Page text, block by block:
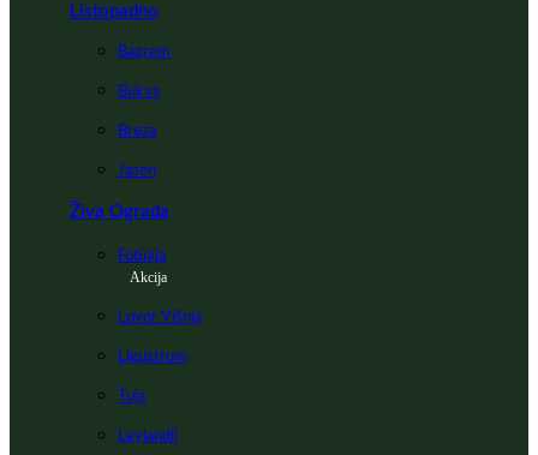
Listopadno
Bagrem
Bukva
Breza
Jasen
Živa Ograda
Fotinija
Akcija
Lovor Višnja
Ligustrum
Tuja
Leylandii